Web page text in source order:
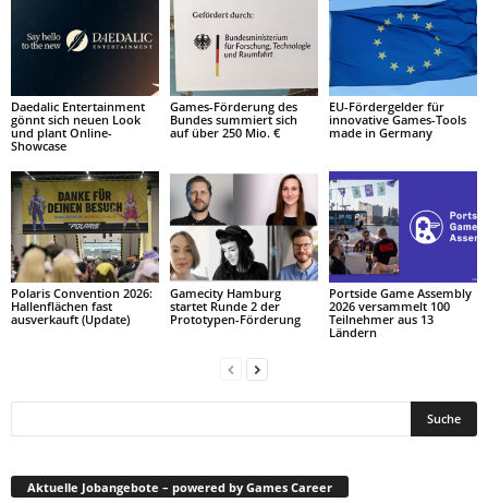
Daedalic Entertainment
gönnt sich neuen Look
und plant Online-
Showcase
Games-Förderung des
Bundes summiert sich
auf über 250 Mio. €
EU-Fördergelder für
innovative Games-Tools
made in Germany
Polaris Convention 2026:
Hallenflächen fast
ausverkauft (Update)
Gamecity Hamburg
startet Runde 2 der
Prototypen-Förderung
Portside Game Assembly
2026 versammelt 100
Teilnehmer aus 13
Ländern
Aktuelle Jobangebote – powered by Games Career